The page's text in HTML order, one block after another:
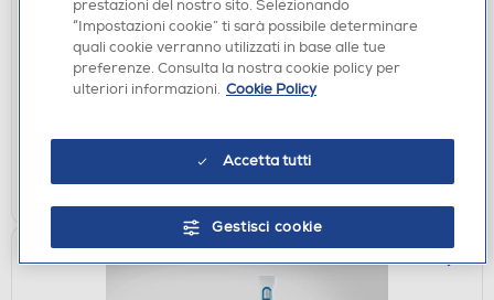
€ 36,90
€ 39,99consigliato
AGGIUNGI
prestazioni del nostro sito. Selezionando
“Impostazioni cookie” ti sarà possibile determinare
quali cookie verranno utilizzati in base alle tue
preferenze. Consulta la nostra cookie policy per
ulteriori informazioni. Cookie Policy
Accetta tutti
Gestisci cookie